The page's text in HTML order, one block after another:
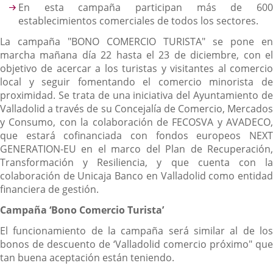
En esta campaña participan más de 600
establecimientos comerciales de todos los sectores.
La campaña "BONO COMERCIO TURISTA" se pone en
marcha mañana día 22 hasta el 23 de diciembre, con el
objetivo de acercar a los turistas y visitantes al comercio
local y seguir fomentando el comercio minorista de
proximidad. Se trata de una iniciativa del Ayuntamiento de
Valladolid a través de su Concejalía de Comercio, Mercados
y Consumo, con la colaboración de FECOSVA y AVADECO,
que estará cofinanciada con fondos europeos NEXT
GENERATION-EU en el marco del Plan de Recuperación,
Transformación y Resiliencia, y que cuenta con la
colaboración de Unicaja Banco en Valladolid como entidad
financiera de gestión.
Campaña ‘Bono Comercio Turista’
El funcionamiento de la campaña será similar al de los
bonos de descuento de ‘Valladolid comercio próximo" que
tan buena aceptación están teniendo.